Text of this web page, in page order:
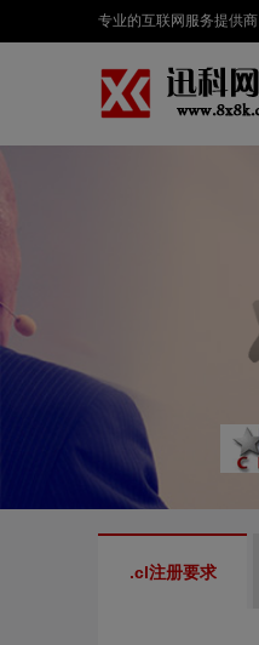
专业的互联网服务提供商
.cl注册要求